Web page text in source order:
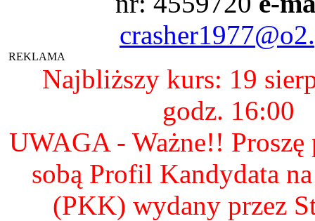
REKLAMA
Najbliższy kurs: 19
godz. 16:00
UWAGA - Ważne!! Proszę
sobą Profil Kandydata
(PKK) wydany przez